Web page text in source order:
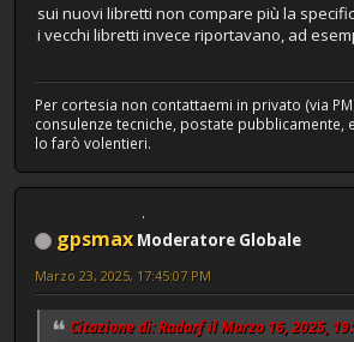
sui nuovi libretti non compare più la
i vecchi libretti invece riportavano, ad
Per cortesia non contattaemi in privato (via
consulenze tecniche, postate pubblicamente,
lo farò volentieri.
gpsmax Moderatore Globale
Marzo 23, 2025, 17:45:07 PM
Citazione di: Radarf il Marzo 16, 2025,